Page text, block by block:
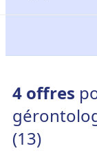
4 offres
(13)